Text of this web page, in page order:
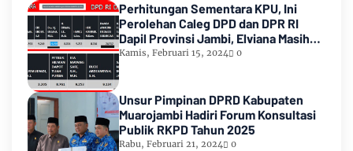
Perhitungan Sementara KPU, Ini
Perolehan Caleg DPD dan DPR RI
Dapil Provinsi Jambi, Elviana Masih
Urutan Kedua Teratas
Kamis, Februari 15, 2024 0
Unsur Pimpinan DPRD Kabupaten
Muarojambi Hadiri Forum Konsultasi
Publik RKPD Tahun 2025
Rabu, Februari 21, 2024 0